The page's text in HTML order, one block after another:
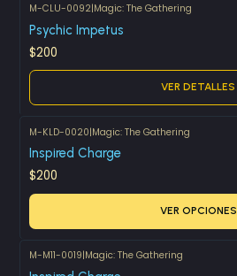
Agotado
M-CLU-0092|Magic: The Gathering
Psychic Impetus
$200
VER DETALLES
M-KLD-0020|Magic: The Gathering
Inspired Charge
$200
VER OPCIONES
M-M11-0019|Magic: The Gathering